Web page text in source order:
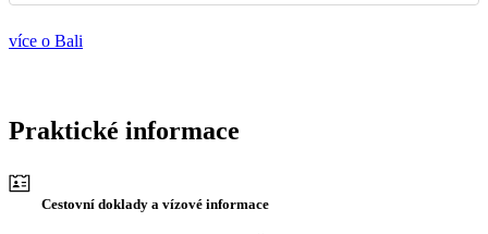
více o Bali
Praktické informace
Cestovní doklady a vízové informace